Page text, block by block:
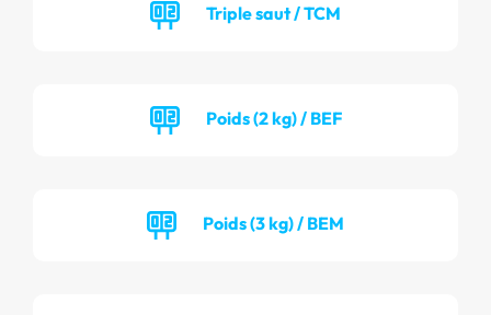
Triple saut / TCM
Poids (2 kg) / BEF
Poids (3 kg) / BEM